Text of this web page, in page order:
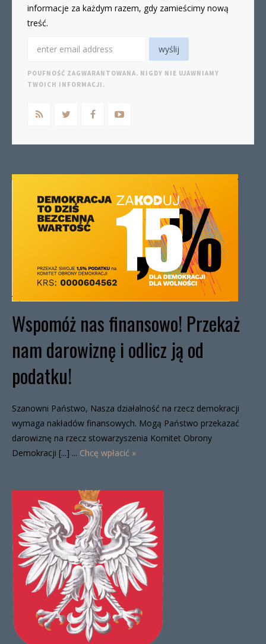
informacje za każdym razem, gdy zamieścimy nową
treść.
POUFNOŚĆ ZAGWARANTOWANA. NIGDY NIE UJAWNIAMY
TWOICH INFORMACJI.
Wspomóż nas finansowo! Przekaż
nam darowiznę i odlicz ją od
podatku!
Szanowni Państwo, Nasza działalność na rzecz demokracji
wymaga nakładów finansowych. Mogą Państwo przekazać
darowiznę na rzecz stowarzyszenia Komitet Obrony
Demokracji [...] ... Chcę wpłacić »